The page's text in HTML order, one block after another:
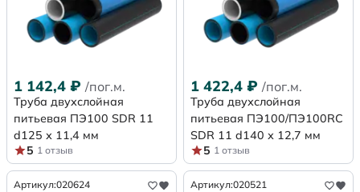
1 142,4 ₽ /пог.м.
Труба двухслойная
питьевая ПЭ100 SDR 11
d125 х 11,4 мм
5 1 отзыв
1 422,4 ₽ /пог.м.
Труба двухслойная
питьевая ПЭ100/ПЭ100RC
SDR 11 d140 х 12,7 мм
5 1 отзыв
Артикул:020624 Артикул:020521